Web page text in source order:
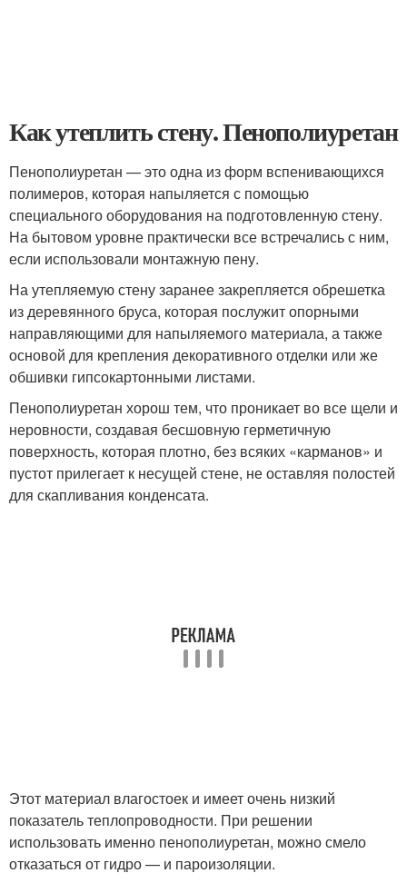
Как утеплить стену. Пенополиуретан
Пенополиуретан — это одна из форм вспенивающихся
полимеров, которая напыляется с помощью
специального оборудования на подготовленную стену.
На бытовом уровне практически все встречались с ним,
если использовали монтажную пену.
На утепляемую стену заранее закрепляется обрешетка
из деревянного бруса, которая послужит опорными
направляющими для напыляемого материала, а также
основой для крепления декоративного отделки или же
обшивки гипсокартонными листами.
Пенополиуретан хорош тем, что проникает во все щели и
неровности, создавая бесшовную герметичную
поверхность, которая плотно, без всяких «карманов» и
пустот прилегает к несущей стене, не оставляя полостей
для скапливания конденсата.
Этот материал влагостоек и имеет очень низкий
показатель теплопроводности. При решении
использовать именно пенополиуретан, можно смело
отказаться от гидро — и пароизоляции.